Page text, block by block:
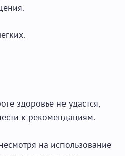
здоровье не удастся,
к рекомендациям.
на использование